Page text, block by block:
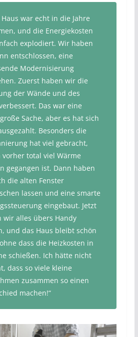
Haus war echt in die Jahre
und die Energiekosten
explodiert. Wir haben
entschlossen, eine
Modernisierung
Zuerst haben wir die
der Wände und des
Das war eine
Sache, aber es hat sich
Besonders die
hat viel gebracht,
vorher total viel Wärme
gegangen ist. Dann haben
die alten Fenster
lassen und eine smarte
eingebaut. Jetzt
wir alles übers Handy
und das Haus bleibt schön
dass die Heizkosten in
schießen. Ich hätte nicht
dass so viele kleine
zusammen so einen
machen!“